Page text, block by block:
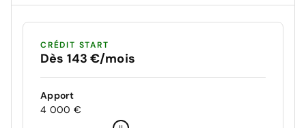
CRÉDIT START
Dès 143 €/mois
Apport
4 000 €